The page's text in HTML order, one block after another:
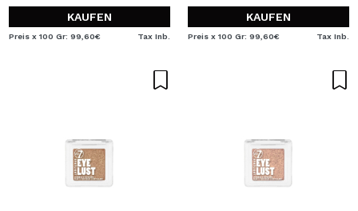
KAUFEN
Preis x 100 Gr: 99,60€ Tax Inb.
KAUFEN
Preis x 100 Gr: 99,60€ Tax Inb.